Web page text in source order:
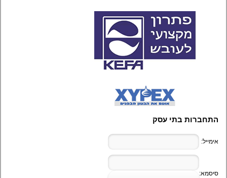
התחברות בתי עסק
אימייל:
סיסמא: